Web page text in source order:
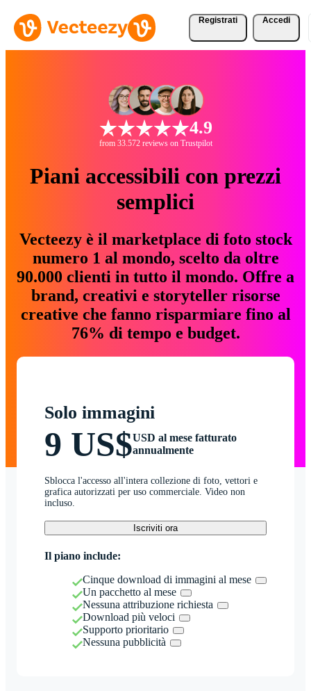
Registrati Accedi
4.9
from 33.572 reviews on Trustpilot
Piani accessibili con prezzi
semplici
Vecteezy è il marketplace di foto stock
numero 1 al mondo, scelto da oltre
90.000 clienti in tutto il mondo. Offre a
brand, creativi e storyteller risorse
creative che fanno risparmiare fino al
76% di tempo e budget.
Solo immagini
9 US$USD al mese fatturato
annualmente
Sblocca l'accesso all'intera collezione di foto, vettori e
grafica autorizzati per uso commerciale. Video non
incluso.
Iscriviti ora
Il piano include:
Cinque download di immagini al mese
Un pacchetto al mese
Nessuna attribuzione richiesta
Download più veloci
Supporto prioritario
Nessuna pubblicità